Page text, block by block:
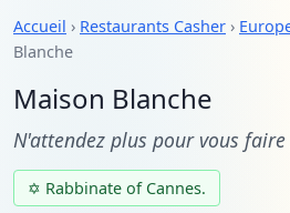
Accueil › Restaurants Casher ›
Blanche
Maison Blanche
N'attendez plus pour vous
✡ Rabbinate of Cannes.